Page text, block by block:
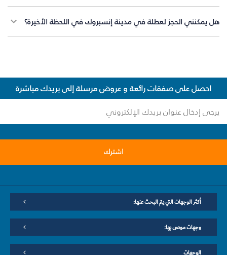
هل يمكنني الحجز لعطلة في مدينة إنسبروك في اللحظة الأخيرة؟
احصل على صفقات رائعة و عروض مرسلة إلى بريدك مباشرة
اشترك
أكثر الوجهات التي يتم البحث عنها:
وجهات موصى بها:
الوجهات